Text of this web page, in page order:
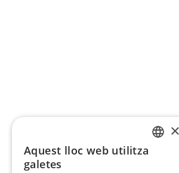
×
Aquest lloc web utilitza
galetes